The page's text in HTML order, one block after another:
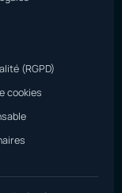
(RGPD)
cookies